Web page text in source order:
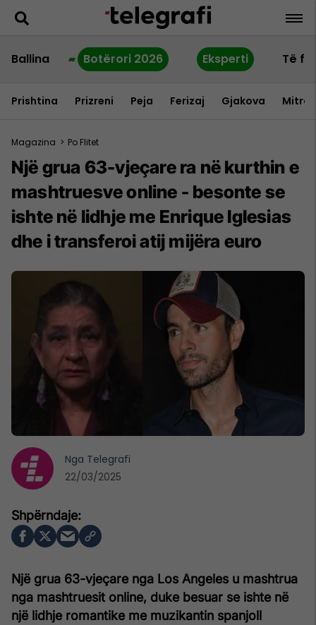
Ballina Botërori 2026 Eksperti Të
Prishtina Prizreni Peja Ferizaj Gjakova
Magazina > Po Flitet
Një grua 63-vjeçare ra në kurthin e
mashtruesve online - besonte se
ishte në lidhje me Enrique Iglesias
dhe i transferoi atij mijëra euro
Një grua 63-vjeçare nga Los Angeles u mashtrua
nga mashtruesit online, duke besuar se ishte në
një lidhje romantike me muzikantin spanjoll
Nga Telegrafi
22/03/2025